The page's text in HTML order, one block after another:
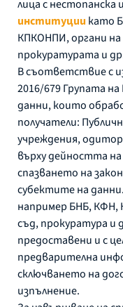
лица с нестопанска
институции като
КПКОНПИ, органи
прокуратурата и
В съответствие с
2016/679 Групата
данни, които
получатели:
учреждения,
върху дейността
спазването на
субектите на
например БНБ,
съд, прокуратура и
предоставени и с
предварителна
сключването на
изпълнение.